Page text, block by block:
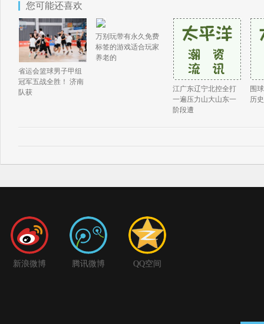
您可能还喜欢
省运会篮球男子甲组
冠军五战全胜！ 济南
队获
万别玩带有永久免费
标签的游戏适合玩家
养老的
江广东辽宁北控全打
一遍压力山大山东一
阶段遭
围
历
新浪微博 腾讯微博 QQ空间